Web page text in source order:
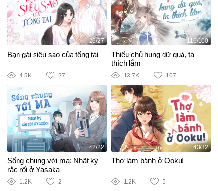
26/27
Bạn gái siêu sao của tổng tài
4.5K 27
116/100
Thiếu chủ hung dữ quá, ta
thích lắm
13.7K 107
42/22
Sống chung với ma: Nhật ký
rắc rối ở Yasaka
1.2K 2
43/32
Thợ làm bánh ở Ooku!
1.2K 5